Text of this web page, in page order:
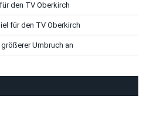
den TV Oberkirch
für den TV Oberkirch
Umbruch an